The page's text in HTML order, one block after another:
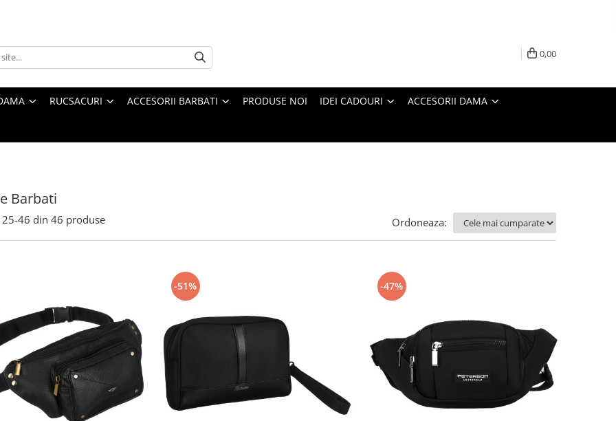
0,00
RUCSACURI ACCESORII BARBATI PRODUSE NOI IDEI CADOURI ACCESORII DAMA
Barbati
25-46 din 46 produse Ordoneaza:
-51% -47%